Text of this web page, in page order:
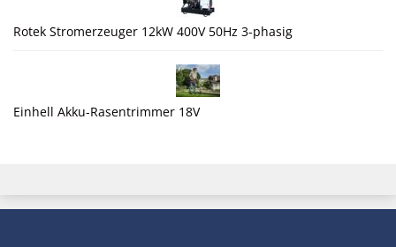
Rotek Stromerzeuger 12kW 400V 50Hz 3-phasig
Einhell Akku-Rasentrimmer 18V